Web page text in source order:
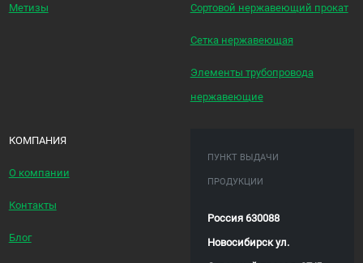
Метизы Сортовой нержавеющий прокат
Сетка нержавеющая
Элементы трубопровода
нержавеющие
КОМПАНИЯ
О компании
Контакты
Блог
ПУНКТ ВЫДАЧИ
ПРОДУКЦИИ
Россия 630088
Новосибирск ул.